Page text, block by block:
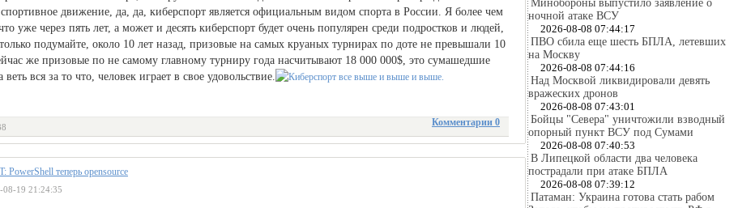
движение, да, да, киберспорт является официальным видом спорта в России. Я более чем
уже через пять лет, а может и десять киберспорт будет очень популярен среди подростков и людей,
подумайте, около 10 лет назад, призовые на самых круаных турнирах по доте не превышали 10
же призовые по не самому главному турниру года насчитывают 18 000 000$, это сумашедшие
веть вся за то что, человек играет в свое удовольствие.
Комментарии 0
PowerShell теперь opensource
08-19 21:24:35
Минобороны выпустило заявление о
ночной атаке ВСУ
2026-08-08 07:44:17
ПВО сбила еще шесть БПЛА, летевших
на Москву
2026-08-08 07:44:16
Над Москвой ликвидировали девять
вражеских дронов
2026-08-08 07:43:01
Бойцы "Севера" уничтожили взводный
опорный пункт ВСУ под Сумами
2026-08-08 07:40:53
В Липецкой области два человека
пострадали при атаке БПЛА
2026-08-08 07:39:12
Патаман: Украина готова стать рабом